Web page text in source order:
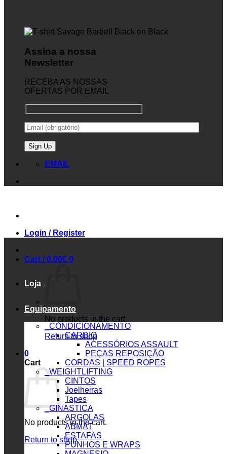
Assina a nossa
Newsletter
RECEBA AS NOSSAS
OFERTAS POR EMAIL
EMAIL
Login / Register
Cart /0.00€ 0
No products in the cart.
Return to shop
0
Cart
No products in the cart.
Return to shop
Loja
Equipamento
_CONDICIONAMENTO
CARDIO
ACESSÓRIOS ASSAULT
PEÇAS REPOSIÇÃO
CORDAS | SPEED ROPES
_WEIGHTLIFTING
CINTOS
Joelheiras
Tapes
_GINASTICA
ARGOLAS
ABMAT
ESTAFAS
PUNHOS E WRAPS